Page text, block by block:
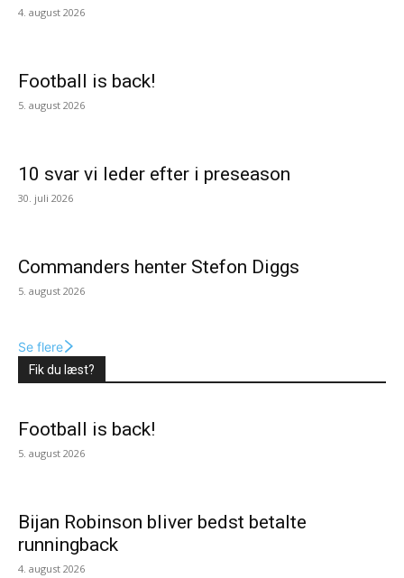
4. august 2026
Football is back!
5. august 2026
10 svar vi leder efter i preseason
30. juli 2026
Commanders henter Stefon Diggs
5. august 2026
Se flere
Fik du læst?
Football is back!
5. august 2026
Bijan Robinson bliver bedst betalte
runningback
4. august 2026